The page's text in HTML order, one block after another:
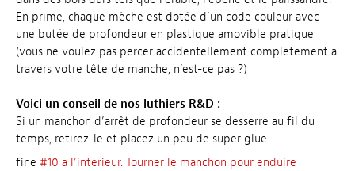
En prime, chaque mèche est dotée d’un code couleur avec
une butée de profondeur en plastique amovible pratique
(vous ne voulez pas percer accidentellement complètement à
travers votre tête de manche, n’est-ce pas ?)
Voici un conseil de nos luthiers R&D :
Si un manchon d’arrêt de profondeur se desserre au fil du
temps, retirez-le et placez un peu de super glue
fine #10 à l’intérieur. Tourner le manchon pour enduire